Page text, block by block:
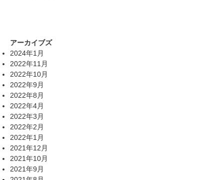
アーカイブズ
2024年1月
2022年11月
2022年10月
2022年9月
2022年8月
2022年4月
2022年3月
2022年2月
2022年1月
2021年12月
2021年10月
2021年9月